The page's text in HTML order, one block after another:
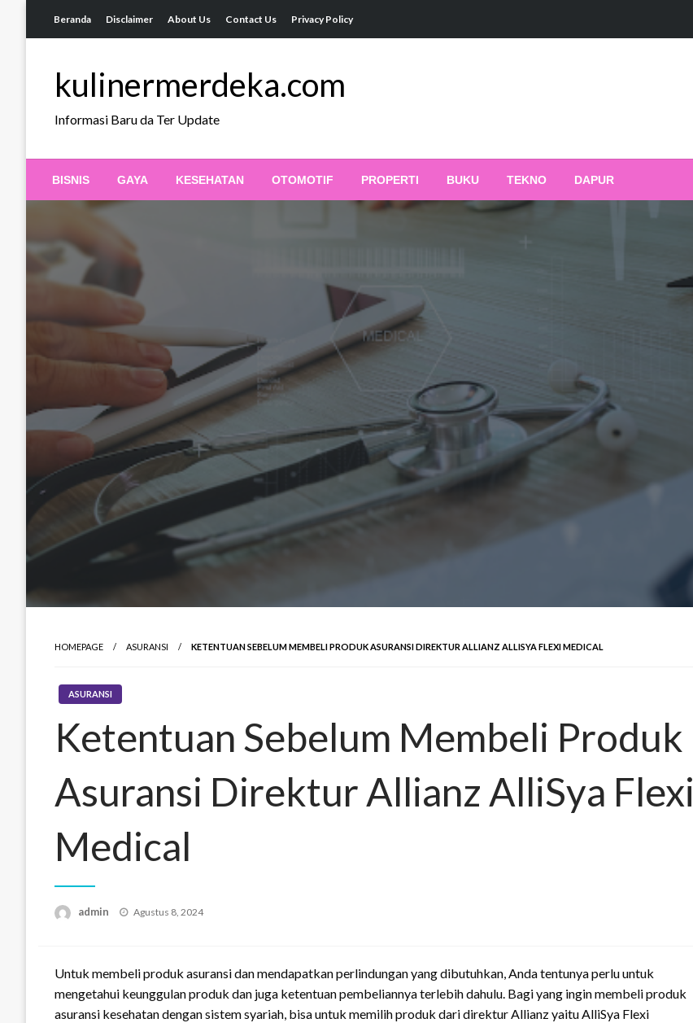
Beranda Disclaimer About Us Contact Us Privacy Policy
kulinermerdeka.com
Informasi Baru da Ter Update
BISNIS GAYA KESEHATAN OTOMOTIF PROPERTI BUKU TEKNO DAPUR
HOMEPAGE ASURANSI KETENTUAN SEBELUM MEMBELI PRODUK ASURANSI DIREKTUR ALLIANZ ALLISYA FLEXI MEDICAL
ASURANSI
Ketentuan Sebelum Membeli Produk
Asuransi Direktur Allianz AlliSya Flexi
Medical
admin
Posted
Agustus 8, 2024
Untuk membeli produk asuransi dan mendapatkan perlindungan yang dibutuhkan, Anda tentunya perlu untuk
mengetahui keunggulan produk dan juga ketentuan pembeliannya terlebih dahulu. Bagi yang ingin membeli produk
asuransi kesehatan dengan sistem syariah, bisa untuk memilih produk dari direktur Allianz yaitu AlliSya Flexi